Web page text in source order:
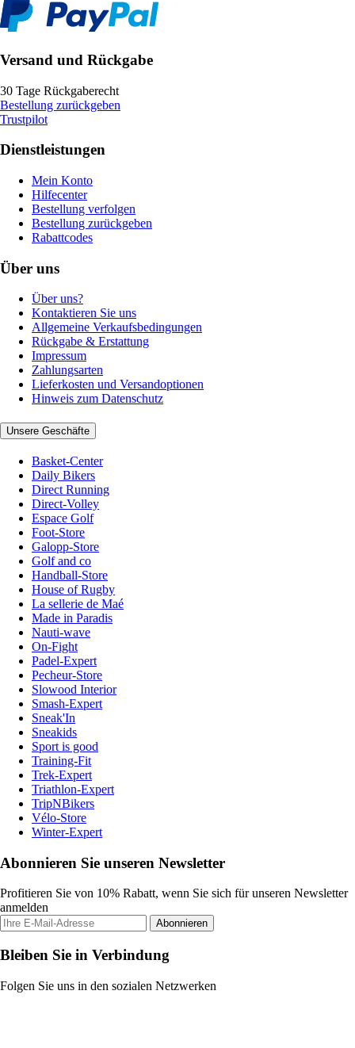
Versand und Rückgabe
30 Tage Rückgaberecht
Bestellung zurückgeben
Trustpilot
Dienstleistungen
Mein Konto
Hilfecenter
Bestellung verfolgen
Bestellung zurückgeben
Rabattcodes
Über uns
Über uns?
Kontaktieren Sie uns
Allgemeine Verkaufsbedingungen
Rückgabe & Erstattung
Impressum
Zahlungsarten
Lieferkosten und Versandoptionen
Hinweis zum Datenschutz
Unsere Geschäfte
Basket-Center
Daily Bikers
Direct Running
Direct-Volley
Espace Golf
Foot-Store
Galopp-Store
Golf and co
Handball-Store
House of Rugby
La sellerie de Maé
Made in Paradis
Nauti-wave
On-Fight
Padel-Expert
Pecheur-Store
Slowood Interior
Smash-Expert
Sneak'In
Sneakids
Sport is good
Training-Fit
Trek-Expert
Triathlon-Expert
TripNBikers
Vélo-Store
Winter-Expert
Abonnieren Sie unseren Newsletter
Profitieren Sie von 10% Rabatt, wenn Sie sich für unseren Newsletter
anmelden
Abonnieren
Bleiben Sie in Verbindung
Folgen Sie uns in den sozialen Netzwerken